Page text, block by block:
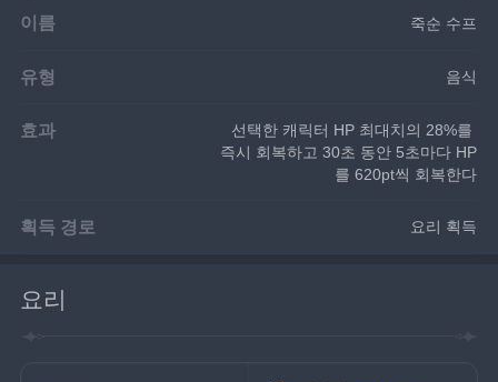
이름 죽순 수프
유형 음식
효과
선택한 캐릭터 HP 최대치의 28%를
즉시 회복하고 30초 동안 5초마다 HP
를 620pt씩 회복한다
획득 경로 요리 획득
요리